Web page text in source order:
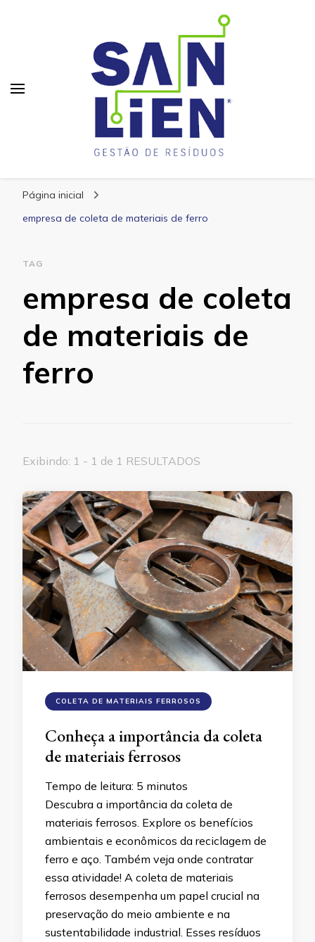
Página inicial
empresa de coleta de materiais de ferro
TAG
empresa de coleta
de materiais de
ferro
Exibindo: 1 - 1 de 1 RESULTADOS
COLETA DE MATERIAIS FERROSOS
Conheça a importância da coleta
de materiais ferrosos
Tempo de leitura: 5 minutos
Descubra a importância da coleta de
materiais ferrosos. Explore os benefícios
ambientais e econômicos da reciclagem de
ferro e aço. Também veja onde contratar
essa atividade! A coleta de materiais
ferrosos desempenha um papel crucial na
preservação do meio ambiente e na
sustentabilidade industrial. Esses resíduos